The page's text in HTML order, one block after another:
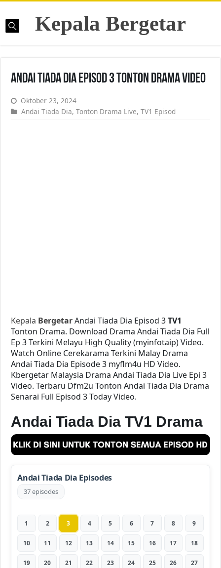
Kepala Bergetar
Andai Tiada Dia Episod 3 Tonton Drama Video
Oktober 23, 2024
Andai Tiada Dia,Tonton Drama Live,TV1 Episod
Kepala BergetarAndai Tiada Dia Episod 3TV1
Tonton Drama. Download Drama Andai Tiada Dia Full
Ep 3 Terkini Melayu High Quality (myinfotaip) Video.
Watch Online Cerekarama Terkini Malay Drama
Andai Tiada Dia Episode 3 myflm4u HD Video.
Kbergetar Malaysia Drama Andai Tiada Dia Live Epi 3
Video. Terbaru Dfm2u Tonton Andai Tiada Dia Drama
Senarai Full Episod 3 Today Video.
Andai Tiada Dia TV1 Drama
Andai Tiada Dia Episodes
37 episodes
1 2 3 4 5 6 7 8 9
10 11 12 13 14 15 16 17 18
19 20 21 22 23 24 25 26 27